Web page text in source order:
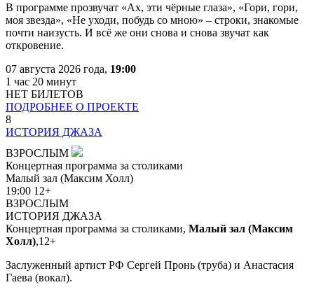
В программе прозвучат «Ах, эти чёрные глаза», «Гори, гори,
моя звезда», «Не уходи, побудь со мною» – строки, знакомые
почти наизусть. И всё же они снова и снова звучат как
откровение.
07 августа 2026 года, 19:00
1 час 20 минут
НЕТ БИЛЕТОВ
ПОДРОБНЕЕ О ПРОЕКТЕ
8
ИСТОРИЯ ДЖАЗА
ВЗРОСЛЫМ
Концертная программа за столиками
Малый зал (Максим Холл)
19:00 12+
ВЗРОСЛЫМ
ИСТОРИЯ ДЖАЗА
Концертная программа за столиками, Малый зал (Максим
Холл),12+
Заслуженный артист РФ Сергей Пронь (труба) и Анастасия
Гаева (вокал).